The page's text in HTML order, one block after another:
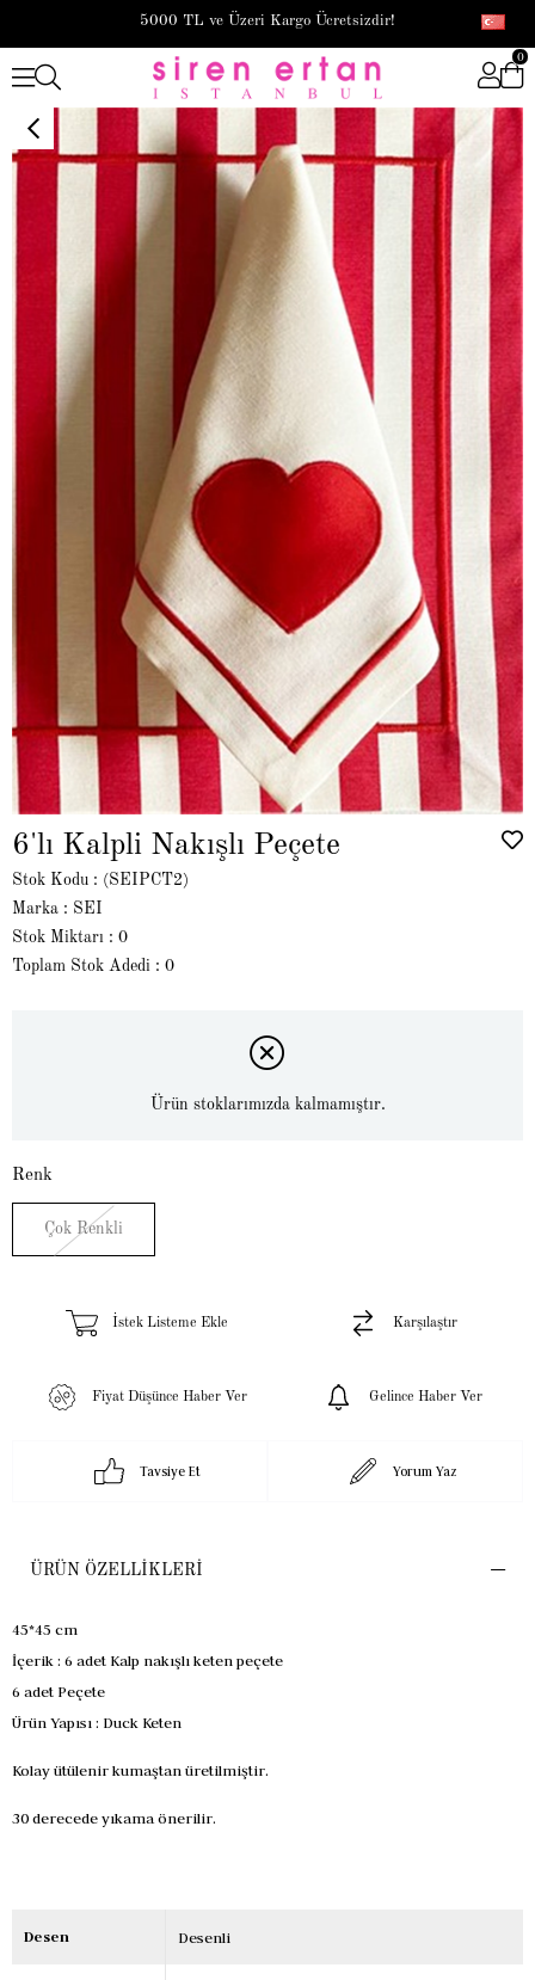
5000 TL ve Üzeri Kargo Ücretsizdir!
0
6'lı Kalpli Nakışlı Peçete
Stok Kodu
(SEIPCT2)
Marka : SEI
Stok Miktarı : 0
Toplam Stok Adedi : 0
Ürün stoklarımızda kalmamıştır.
Renk
Çok Renkli
İstek Listeme Ekle Karşılaştır
Fiyat Düşünce Haber Ver Gelince Haber Ver
Tavsiye Et Yorum Yaz
ÜRÜN ÖZELLIKLERI
45*45 cm
İçerik : 6 adet Kalp nakışlı keten peçete
6 adet Peçete
Ürün Yapısı : Duck Keten
Kolay ütülenir kumaştan üretilmiştir.
30 derecede yıkama önerilir.
Desen Desenli